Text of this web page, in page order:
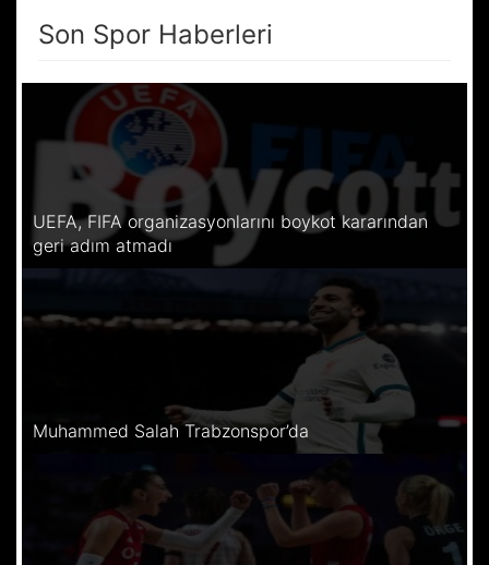
Son Spor Haberleri
UEFA, FIFA organizasyonlarını boykot kararından
geri adım atmadı
Muhammed Salah Trabzonspor’da